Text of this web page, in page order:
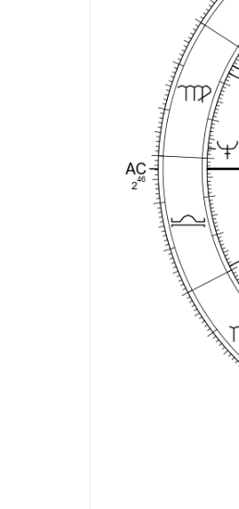
れ
な